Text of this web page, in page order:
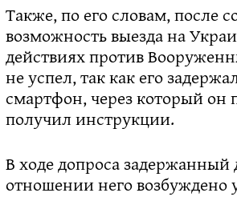
Также, по его словам, после
возможность выезда на
действиях против
не успел, так как его
смартфон, через который он
получил инструкции.
В ходе допроса
отношении него возбуждено